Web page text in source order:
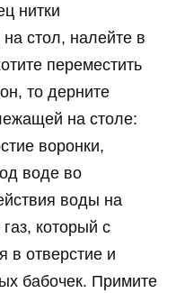
нитки
стол, налейте в
переместить
то дерните
на столе:
воронки,
воде во
воды на
который с
в отверстие и
бабочек. Примите